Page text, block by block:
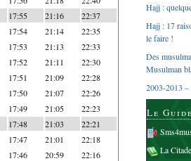
17:55 21:16 22:37
17:54 21:14 22:35
17:53 21:13 22:33
17:52 21:11 22:30
17:51 21:09 22:28
17:50 21:07 22:26
17:49 21:05 22:23
17:48 21:03 22:21
17:47 21:01 22:18
17:46 20:59 22:16
Hajj :
Hajj : 17
le faire !
Des
Musulman
2003-2013 –
Le
La